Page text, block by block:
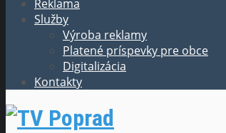
Reklama
Služby
Výroba reklamy
Platené príspevky pre obce
Digitalizácia
Kontakty